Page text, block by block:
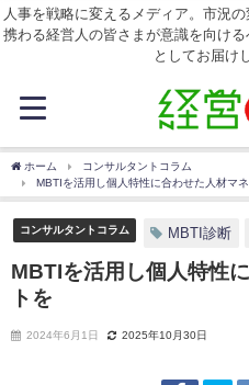
人事を戦略に変えるメディア。市況
携わる経営人の皆さまが意識を向け
としてお届け
ホーム
コンサルタントコラム
MBTIを活用し個人特性に合わせた人材マ
コンサルタントコラム MBTI診断
MBTIを活用し個人特性
トを
2024年6月1日 2025年10月30日